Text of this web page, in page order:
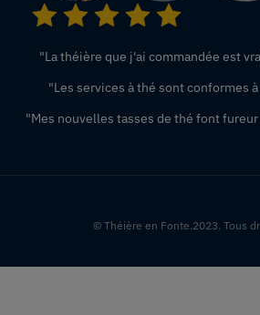
"La théière que j'ai commandée est
"Les services à thé sont conformes
"Mes nouvelles tasses de thé font
© Théière en Fonte.2023. Tous